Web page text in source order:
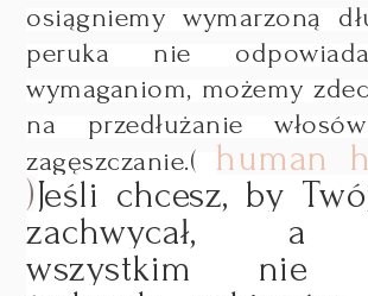
osiągniemy wymarzoną
peruka nie
wymaganiom, możemy
na przedłużanie
zagęszczanie.( human
)Jeśli chcesz, by
zachwycał, a
wszystkim nie